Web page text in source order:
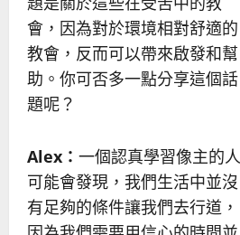
會，因為對於環境相對舒適的
教會，反而可以帶來啟發和幫
助。你可否多一點分享這個話
題呢？
Alex ： 一個認真學習像主的人
可能會發現，我們生活中並沒
有足夠的條件讓我們去行道，